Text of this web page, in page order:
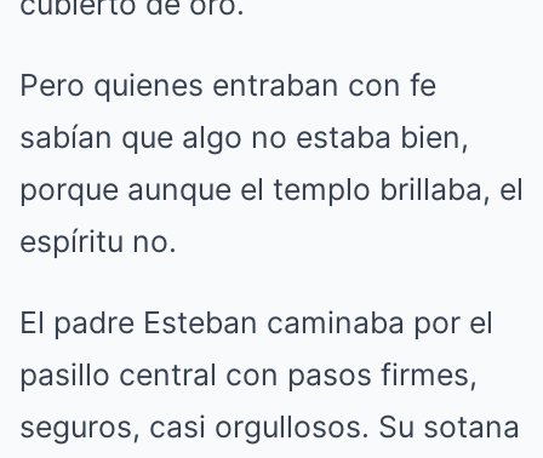
Pero quienes entraban con fe
sabían que algo no estaba bien,
porque aunque el templo brillaba, el
espíritu no.
El padre Esteban caminaba por el
pasillo central con pasos firmes,
seguros, casi orgullosos. Su sotana